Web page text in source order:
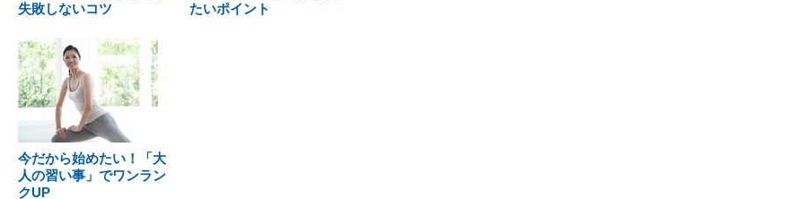
失敗しないコツ
たいポイント
今だから始めたい！「大
人の習い事」でワンラン
クUP